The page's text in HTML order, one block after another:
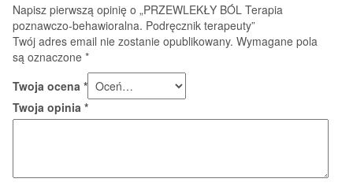
Napisz pierwszą opinię o „PRZEWLEKŁY BÓL Terapia
poznawczo-behawioralna. Podręcznik terapeuty”
Twój adres email nie zostanie opublikowany. Wymagane pola
są oznaczone *
Twoja ocena *
Twoja opinia *